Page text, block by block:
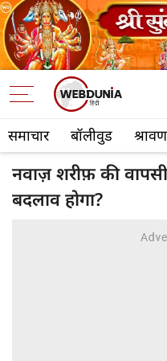
समाचार बॉलीवुड
नवाज़ शरीफ़ की
बदलाव होगा?